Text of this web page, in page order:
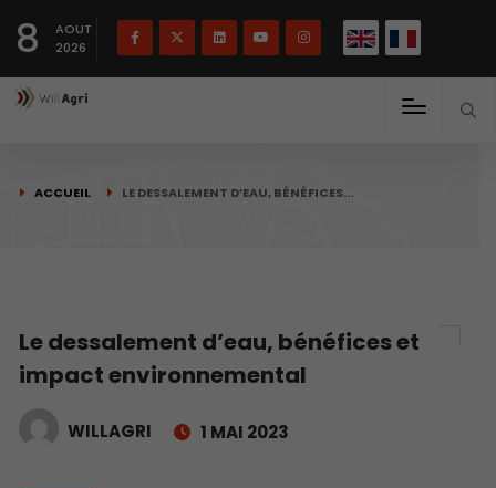
8
AOUT
2026
ACCUEIL LE DESSALEMENT D’EAU, BÉNÉFICES…
Le dessalement d’eau, bénéfices et
impact environnemental
WILLAGRI 1 MAI 2023
Français English(English)